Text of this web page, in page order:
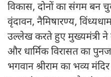
विकास, दोनों का संगम बन
वृंदावन, नैमिषारण्य,
उल्लेख करते हुए मुख्यमंत्री ने
और धार्मिक विरासत का
भगवान श्रीराम का भव्य